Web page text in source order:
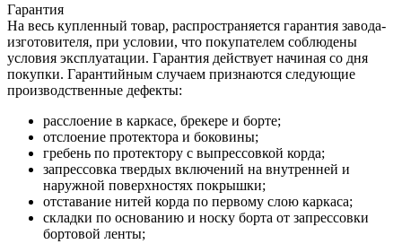
Гарантия
На весь купленный товар, распространяется гарантия завода-
изготовителя, при условии, что покупателем соблюдены
условия эксплуатации. Гарантия действует начиная со дня
покупки. Гарантийным случаем признаются следующие
производственные дефекты:
расслоение в каркасе, брекере и борте;
отслоение протектора и боковины;
гребень по протектору с выпрессовкой корда;
запрессовка твердых включений на внутренней и
наружной поверхностях покрышки;
отставание нитей корда по первому слою каркаса;
складки по основанию и носку борта от запрессовки
бортовой ленты;